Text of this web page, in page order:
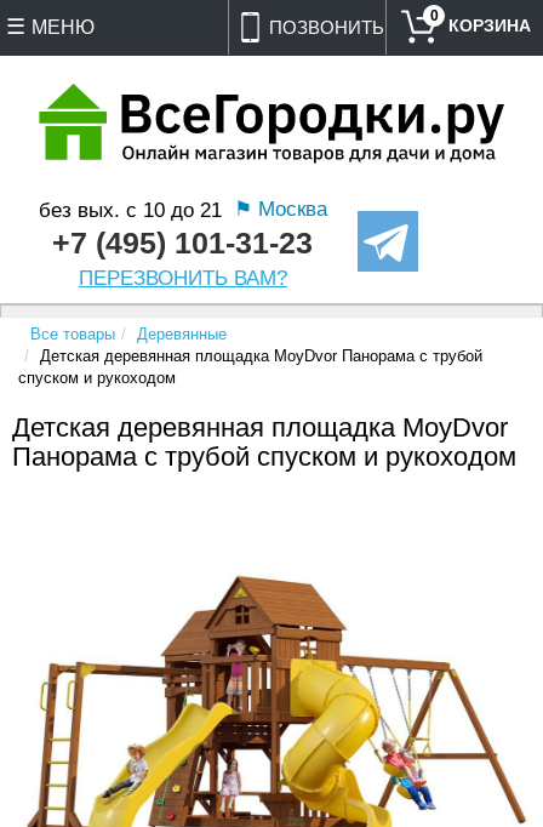
ПОЗВОНИТЬ
без вых. с 10 до 21 ⚑ Москва
+7 (495) 101-31-23
ПЕРЕЗВОНИТЬ ВАМ?
0
МЕНЮ
Все товары
Деревянные
Детская деревянная площадка MoyDvor Панорама с трубой
спуском и рукоходом
Детская деревянная площадка MoyDvor
Панорама с трубой спуском и рукоходом